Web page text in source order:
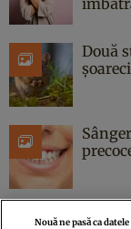
Două
Nouă ne pasă ca